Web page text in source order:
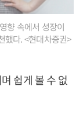
향 속에서 성장이
했다. <현대차증권>
쉽게 볼 수 없